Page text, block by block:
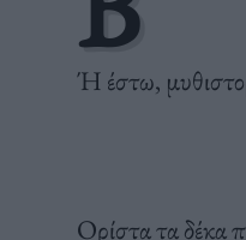
Ή έστω,
Ορίστα τα δέκα